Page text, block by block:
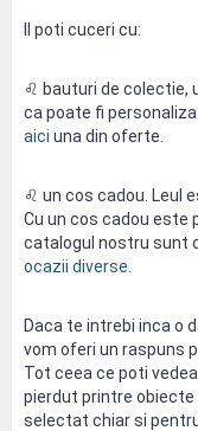
Il poti cuceri cu:
♌ bauturi de colectie,
ca poate fi
aici una din oferte.
♌ un cos cadou. Leul
Cu un cos cadou este
catalogul nostru sunt
ocazii diverse
Daca te intrebi inca o
vom oferi un raspuns
Tot ceea ce poti
pierdut printre obiecte
selectat chiar si